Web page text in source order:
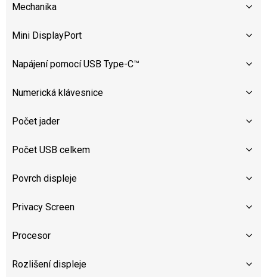
Mechanika
Mini DisplayPort
Napájení pomocí USB Type-C™
Numerická klávesnice
Počet jader
Počet USB celkem
Povrch displeje
Privacy Screen
Procesor
Rozlišení displeje